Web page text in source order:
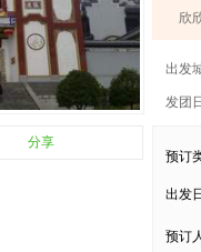
分享
欣
出发
发团
预订
出发
预订